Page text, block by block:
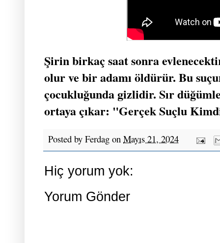
Şirin birkaç saat sonra
olur ve bir adamı öldürür. Bu
çocukluğunda gizlidir. Sır
ortaya çıkar: "Gerçek Suçlu
Posted by Ferdag on Mayıs 21, 2024
Hiç yorum yok:
Yorum Gönder